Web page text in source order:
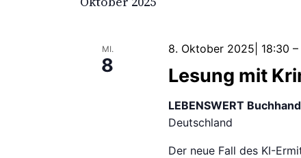
Navigation
MI.
8 Lesung mit
8. Oktober 2025| 18:30 –
LEBENSWERT
Deutschland
Der neue Fall des KI-